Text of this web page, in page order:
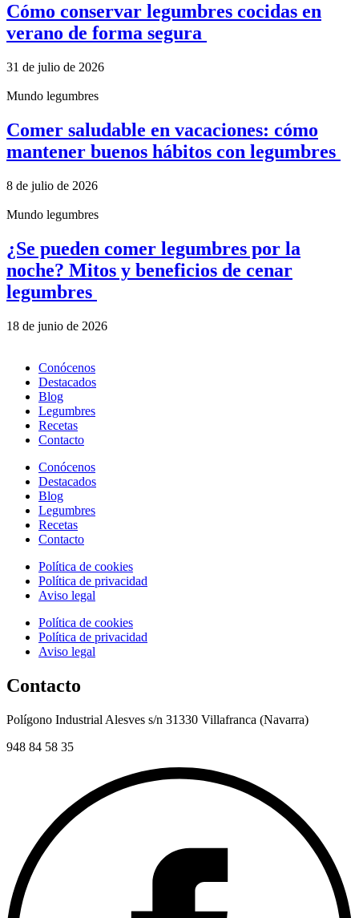
Cómo conservar legumbres cocidas en
verano de forma segura
31 de julio de 2026
Mundo legumbres
Comer saludable en vacaciones: cómo
mantener buenos hábitos con legumbres
8 de julio de 2026
Mundo legumbres
¿Se pueden comer legumbres por la
noche? Mitos y beneficios de cenar
legumbres
18 de junio de 2026
Conócenos
Destacados
Blog
Legumbres
Recetas
Contacto
Conócenos
Destacados
Blog
Legumbres
Recetas
Contacto
Política de cookies
Política de privacidad
Aviso legal
Política de cookies
Política de privacidad
Aviso legal
Contacto
Polígono Industrial Alesves s/n 31330 Villafranca (Navarra)
948 84 58 35